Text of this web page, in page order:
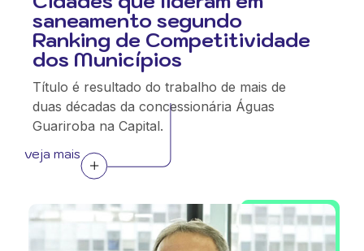
saneamento segundo
Ranking de Competitividade
dos Municípios
Título é resultado do trabalho de mais de
duas décadas da concessionária Águas
Guariroba na Capital.
veja mais